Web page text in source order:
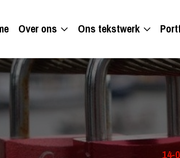
Over ons Ons tekstwerk